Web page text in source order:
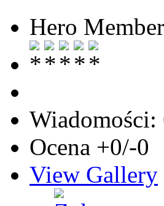
Hero Member
Wiadomości:
Ocena +0/-0
View Gallery